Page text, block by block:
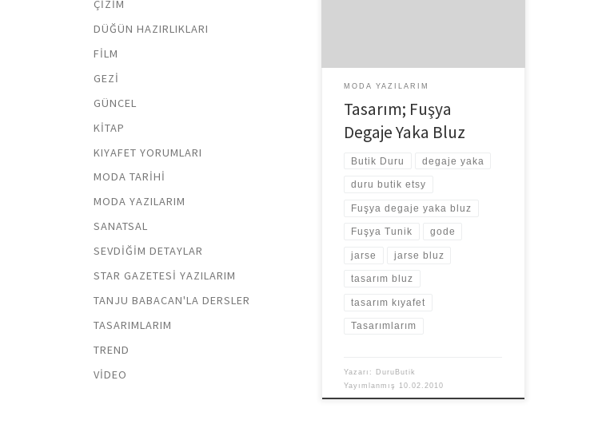
MODA YAZILARIM
Tasarım; Fuşya
Degaje Yaka Bluz
Butik Duru degaje yaka
duru butik etsy
Fuşya degaje yaka bluz
Fuşya Tunik gode
jarse jarse bluz
tasarım bluz
tasarım kıyafet
Tasarımlarım
Yazarı: DuruButik
Yayımlanmış 10.02.2010
ÇIZIM
DÜĞÜN HAZIRLIKLARI
FILM
GEZI
GÜNCEL
KITAP
KIYAFET YORUMLARI
MODA TARIHI
MODA YAZILARIM
SANATSAL
SEVDIĞIM DETAYLAR
STAR GAZETESI YAZILARIM
TANJU BABACAN'LA DERSLER
TASARIMLARIM
TREND
VIDEO